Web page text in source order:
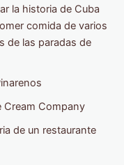
la historia de Cuba
comida de varios
de las paradas de
Cream Company
de un restaurante